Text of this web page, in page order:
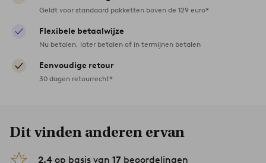
Geldt voor standaard pakketten boven de 129 euro*
Flexibele betaalwijze
Nu betalen, later betalen of in termijnen betalen
Eenvoudige retour
30 dagen retourrecht*
Dit vinden anderen ervan
2.4 op basis van 17 beoordelingen